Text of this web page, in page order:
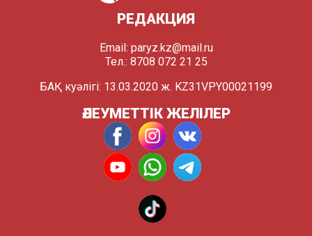
РЕДАКЦИЯ
Email: paryz.kz@mail.ru
Тел.: 8708 072 21 25
БАҚ куәлігі: 13.03.2020 ж. KZ31VPY00021199
ӘЛЕУМЕТТІК ЖЕЛІЛЕР